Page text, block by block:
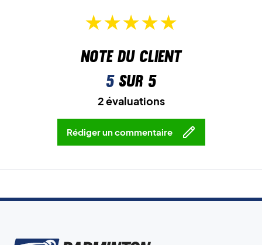
Note du client
5sur 5
2 évaluations
Rédiger un commentaire